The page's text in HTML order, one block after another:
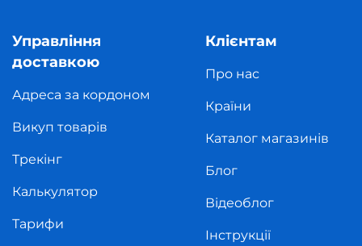
Управління
доставкою
Адреса за кордоном
Викуп товарів
Трекінг
Калькулятор
Тарифи
Клієнтам
Про нас
Країни
Каталог магазинів
Блог
Відеоблог
Інструкції